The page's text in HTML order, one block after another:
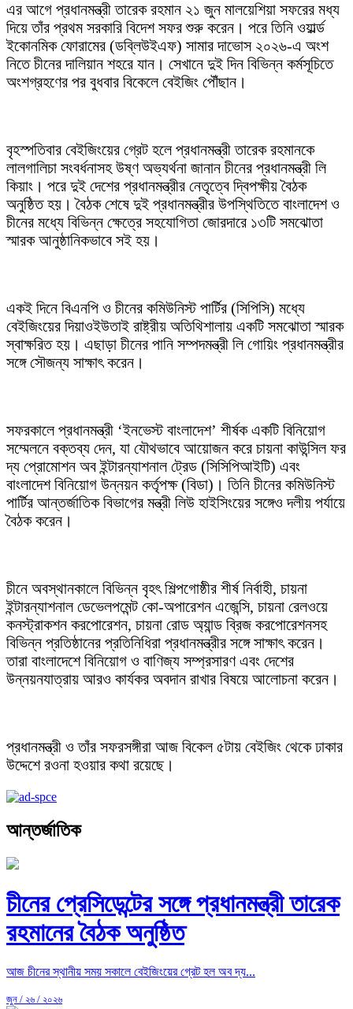
এর আগে প্রধানমন্ত্রী তারেক রহমান ২১ জুন মালয়েশিয়া সফরের মধ্য
দিয়ে তাঁর প্রথম সরকারি বিদেশ সফর শুরু করেন। পরে তিনি ওয়ার্ল্ড
ইকোনমিক ফোরামের (ডব্লিউইএফ) সামার দাভোস ২০২৬-এ অংশ
নিতে চীনের দালিয়ান শহরে যান। সেখানে দুই দিন বিভিন্ন কর্মসূচিতে
অংশগ্রহণের পর বুধবার বিকেলে বেইজিং পৌঁছান।
বৃহস্পতিবার বেইজিংয়ের গ্রেট হলে প্রধানমন্ত্রী তারেক রহমানকে
লালগালিচা সংবর্ধনাসহ উষ্ণ অভ্যর্থনা জানান চীনের প্রধানমন্ত্রী লি
কিয়াং। পরে দুই দেশের প্রধানমন্ত্রীর নেতৃত্বে দ্বিপক্ষীয় বৈঠক
অনুষ্ঠিত হয়। বৈঠক শেষে দুই প্রধানমন্ত্রীর উপস্থিতিতে বাংলাদেশ ও
চীনের মধ্যে বিভিন্ন ক্ষেত্রে সহযোগিতা জোরদারে ১৩টি সমঝোতা
স্মারক আনুষ্ঠানিকভাবে সই হয়।
একই দিনে বিএনপি ও চীনের কমিউনিস্ট পার্টির (সিপিসি) মধ্যে
বেইজিংয়ের দিয়াওইউতাই রাষ্ট্রীয় অতিথিশালায় একটি সমঝোতা স্মারক
স্বাক্ষরিত হয়। এছাড়া চীনের পানি সম্পদমন্ত্রী লি গোয়িং প্রধানমন্ত্রীর
সঙ্গে সৌজন্য সাক্ষাৎ করেন।
সফরকালে প্রধানমন্ত্রী ‘ইনভেস্ট বাংলাদেশ’ শীর্ষক একটি বিনিয়োগ
সম্মেলনে বক্তব্য দেন, যা যৌথভাবে আয়োজন করে চায়না কাউন্সিল ফর
দ্য প্রোমোশন অব ইন্টারন্যাশনাল ট্রেড (সিসিপিআইটি) এবং
বাংলাদেশ বিনিয়োগ উন্নয়ন কর্তৃপক্ষ (বিডা)। তিনি চীনের কমিউনিস্ট
পার্টির আন্তর্জাতিক বিভাগের মন্ত্রী লিউ হাইসিংয়ের সঙ্গেও দলীয় পর্যায়ে
বৈঠক করেন।
চীনে অবস্থানকালে বিভিন্ন বৃহৎ শিল্পগোষ্ঠীর শীর্ষ নির্বাহী, চায়না
ইন্টারন্যাশনাল ডেভেলপমেন্ট কো-অপারেশন এজেন্সি, চায়না রেলওয়ে
কনস্ট্রাকশন করপোরেশন, চায়না রোড অ্যান্ড ব্রিজ করপোরেশনসহ
বিভিন্ন প্রতিষ্ঠানের প্রতিনিধিরা প্রধানমন্ত্রীর সঙ্গে সাক্ষাৎ করেন।
তারা বাংলাদেশে বিনিয়োগ ও বাণিজ্য সম্প্রসারণ এবং দেশের
উন্নয়নযাত্রায় আরও কার্যকর অবদান রাখার বিষয়ে আলোচনা করেন।
প্রধানমন্ত্রী ও তাঁর সফরসঙ্গীরা আজ বিকেল ৫টায় বেইজিং থেকে ঢাকার
উদ্দেশে রওনা হওয়ার কথা রয়েছে।
আন্তর্জাতিক
চীনের প্রেসিডেন্টের সঙ্গে প্রধানমন্ত্রী তারেক
রহমানের বৈঠক অনুষ্ঠিত
আজ চীনের স্থানীয় সময় সকালে বেইজিংয়ের গ্রেট হল অব দ্য...
জুন / ২৬ / ২০২৬